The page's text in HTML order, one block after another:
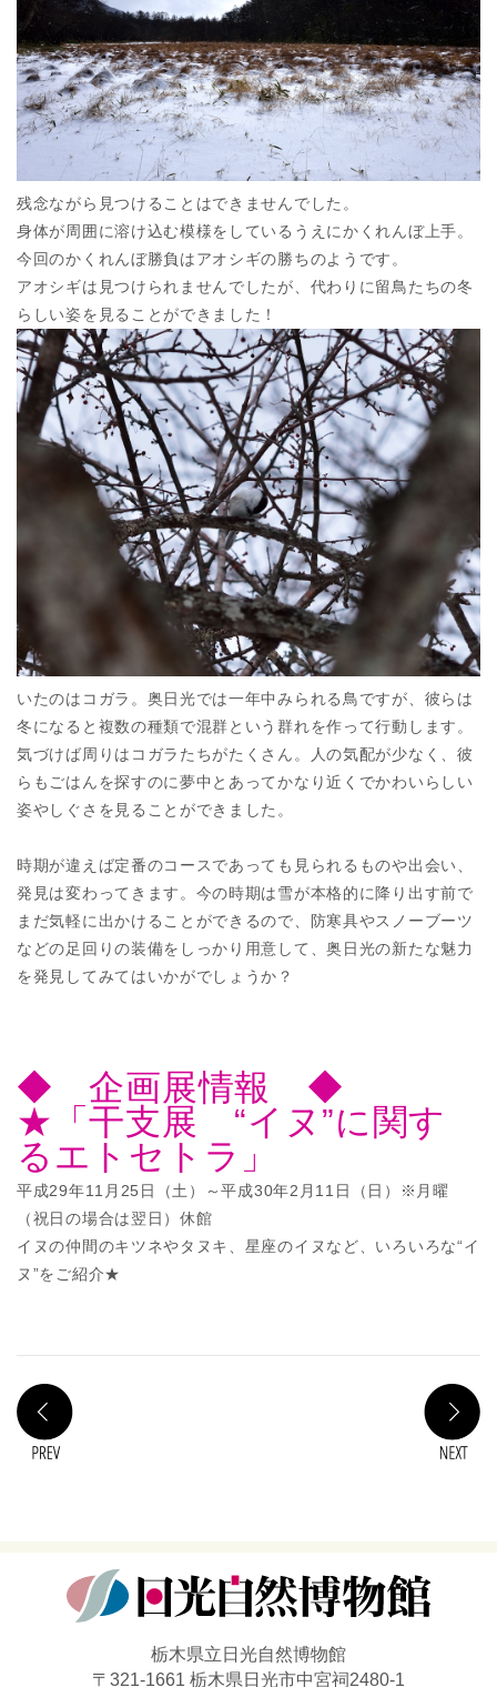
残念ながら見つけることはできませんでした。
身体が周囲に溶け込む模様をしているうえにかくれんぼ上手。
今回のかくれんぼ勝負はアオシギの勝ちのようです。
アオシギは見つけられませんでしたが、代わりに留鳥たちの冬
らしい姿を見ることができました！
いたのはコガラ。奥日光では一年中みられる鳥ですが、彼らは
冬になると複数の種類で混群という群れを作って行動します。
気づけば周りはコガラたちがたくさん。人の気配が少なく、彼
らもごはんを探すのに夢中とあってかなり近くでかわいらしい
姿やしぐさを見ることができました。
時期が違えば定番のコースであっても見られるものや出会い、
発見は変わってきます。今の時期は雪が本格的に降り出す前で
まだ気軽に出かけることができるので、防寒具やスノーブーツ
などの足回りの装備をしっかり用意して、奥日光の新たな魅力
を発見してみてはいかがでしょうか？
◆ 企画展情報 ◆
★「干支展 “イヌ”に関す
るエトセトラ」
平成29年11月25日（土）～平成30年2月11日（日）※月曜
（祝日の場合は翌日）休館
イヌの仲間のキツネやタヌキ、星座のイヌなど、いろいろな“イ
ヌ”をご紹介★
栃木県立日光自然博物館
〒321-1661 栃木県日光市中宮祠2480-1